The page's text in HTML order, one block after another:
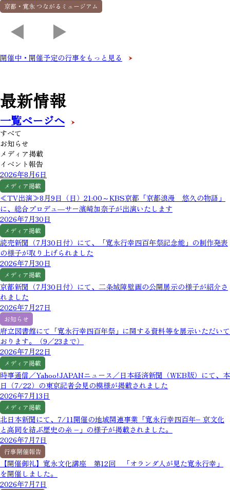
京都・寛永 つながるミュージアム
開催中・開催予定の行事をもっと見る
最新情報
一覧ページへ
すべて
お知らせ
メディア掲載
イベント報告
2026年8月6日
メディア掲載
≪TV出演≫8月9日（日）21:00～KBS京都「京都浪漫 悠久の物語」
に、総合プロデュ―サー濱崎加奈子が出演いたします
2026年7月30日
メディア掲載
読売新聞（7月30日付）にて、「寛永行幸四百年祭記念能」の制作発表
の様子が取り上げられました
2026年7月30日
メディア掲載
京都新聞（7月30日付）にて、二条城障壁画の公開展示の様子が紹介さ
れました
2026年7月27日
お知らせ
府立図書館にて「寛永行幸四百年祭」に関する資料等を展示いただいて
おります。（9／23まで）
2026年7月22日
メディア掲載
時事通信／Yahoo!JAPANニュース／日本経済新聞（WEB版）にて、本
日（7/22）の東京記者会見の模様が掲載されました
2026年7月13日
メディア掲載
北日本新聞にて、7/11開催の地域関連事業「寛永行幸四百年– 京文化
と高岡を結ぶ歴史の糸 –」の様子が掲載されました。
2026年7月7日
行事開催報告
【開催御礼】寛永文化講座 第12回 「オランダ人が見た寛永行幸」
を開催しました。
2026年7月7日